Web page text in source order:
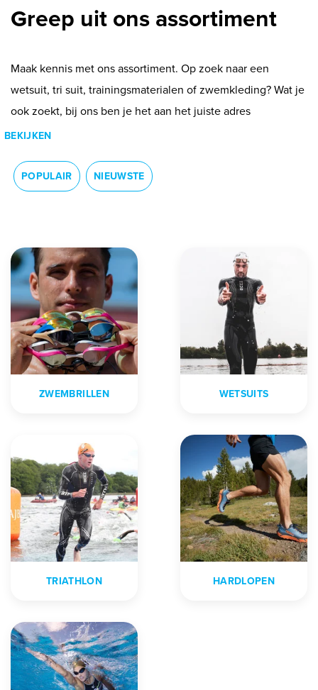
Greep uit ons assortiment
POPULAIR NIEUWSTE
Maak kennis met ons assortiment. Op zoek naar een
wetsuit, tri suit, trainingsmaterialen of zwemkleding? Wat je
ook zoekt, bij ons ben je het aan het juiste adres
BEKIJKEN
ZWEMBRILLEN WETSUITS
TRIATHLON HARDLOPEN